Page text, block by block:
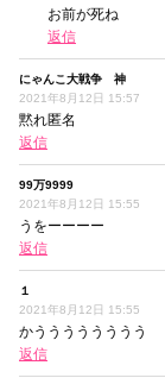
お前が死ね
返信
にゃんこ大戦争 神
2021年8月12日 15:57
黙れ匿名
返信
99万9999
2021年8月12日 15:55
うをーーーー
返信
１
2021年8月12日 15:55
かうううううううう
返信